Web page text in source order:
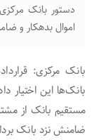
دستور بانک
اموال بدهکار و
بانک مرکزی:
بانک‌ها این اختیار
مستقیم بانک از
ضامنش نزد بانک